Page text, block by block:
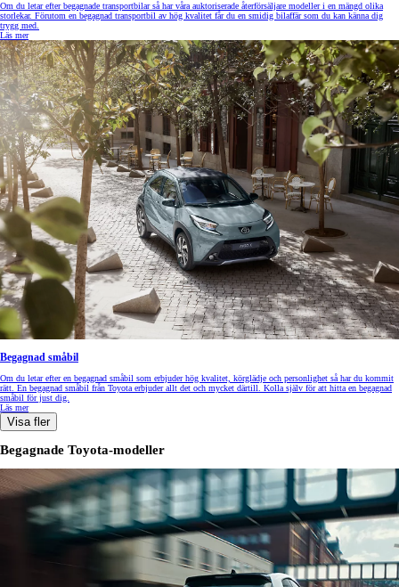
Om du letar efter begagnade transportbilar så har våra auktoriserade återförsäljare modeller i en mängd olika
storlekar. Förutom en begagnad transportbil av hög kvalitet får du en smidig bilaffär som du kan känna dig
trygg med.
Läs mer
Begagnad småbil
Om du letar efter en begagnad småbil som erbjuder hög kvalitet, körglädje och personlighet så har du kommit
rätt. En begagnad småbil från Toyota erbjuder allt det och mycket därtill. Kolla själv för att hitta en begagnad
småbil för just dig.
Läs mer
Visa fler
Begagnade Toyota-modeller